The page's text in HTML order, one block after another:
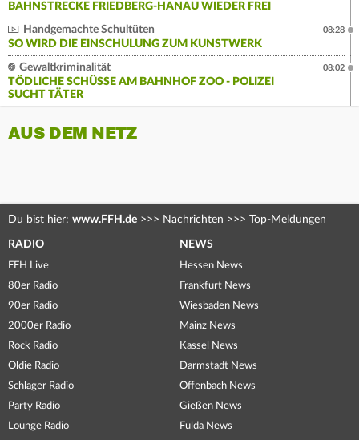
BAHNSTRECKE FRIEDBERG-HANAU WIEDER FREI
Handgemachte Schultüten
SO WIRD DIE EINSCHULUNG ZUM KUNSTWERK
08:28
Gewaltkriminalität
TÖDLICHE SCHÜSSE AM BAHNHOF ZOO - POLIZEI
SUCHT TÄTER
08:02
AUS DEM NETZ
Du bist hier: www.FFH.de >>> Nachrichten >>> Top-Meldungen
RADIO
FFH Live
80er Radio
90er Radio
2000er Radio
Rock Radio
Oldie Radio
Schlager Radio
Party Radio
Lounge Radio
NEWS
Hessen News
Frankfurt News
Wiesbaden News
Mainz News
Kassel News
Darmstadt News
Offenbach News
Gießen News
Fulda News